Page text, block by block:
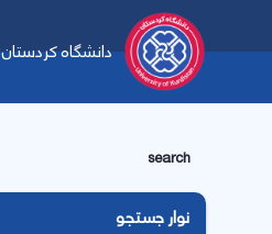
دانشگاه کردستان
search
نوار جستجو